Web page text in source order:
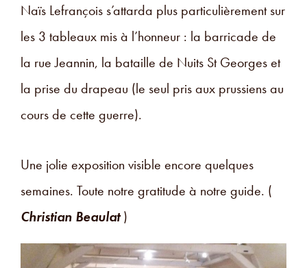
Naïs Lefrançois s’attarda plus particulièrement sur
les 3 tableaux mis à l’honneur : la barricade de
la rue Jeannin, la bataille de Nuits St Georges et
la prise du drapeau (le seul pris aux prussiens au
cours de cette guerre).
Une jolie exposition visible encore quelques
semaines. Toute notre gratitude à notre guide. (
Christian Beaulat )